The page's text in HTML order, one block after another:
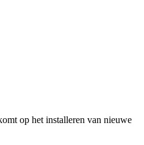
op het installeren van nieuwe